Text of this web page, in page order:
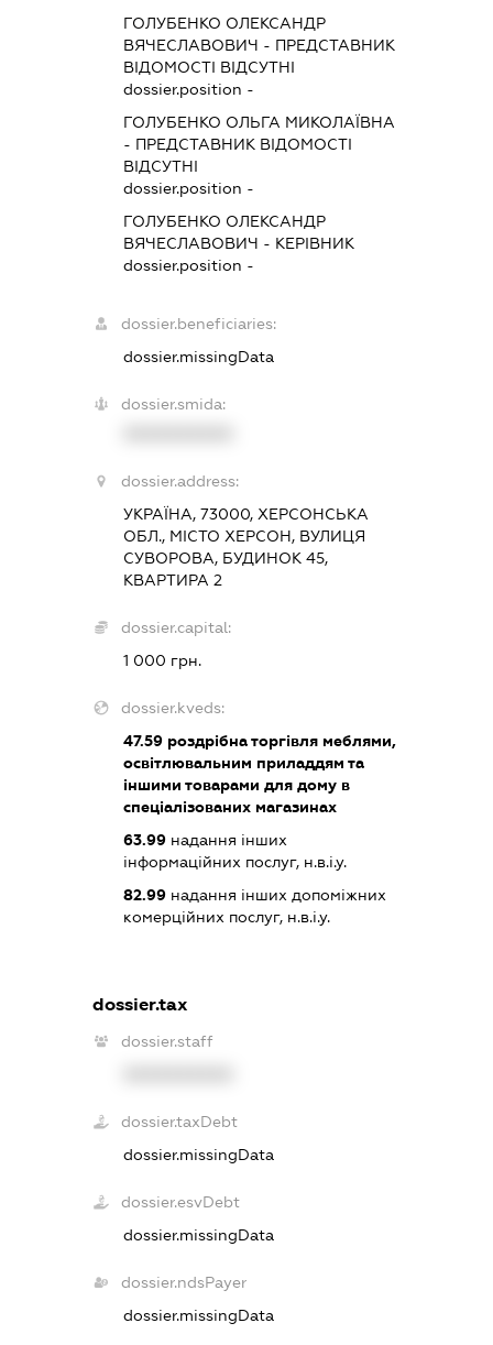
ГОЛУБЕНКО ОЛЕКСАНДР
ВЯЧЕСЛАВОВИЧ - ПРЕДСТАВНИК
ВІДОМОСТІ ВІДСУТНІ
dossier.position -
ГОЛУБЕНКО ОЛЬГА МИКОЛАЇВНА
- ПРЕДСТАВНИК ВІДОМОСТІ
ВІДСУТНІ
dossier.position -
ГОЛУБЕНКО ОЛЕКСАНДР
ВЯЧЕСЛАВОВИЧ - КЕРІВНИК
dossier.position -
dossier.beneficiaries:
dossier.missingData
dossier.smida:
dossier.address:
УКРАЇНА, 73000, ХЕРСОНСЬКА
ОБЛ., МІСТО ХЕРСОН, ВУЛИЦЯ
СУВОРОВА, БУДИНОК 45,
КВАРТИРА 2
dossier.capital:
1 000 грн.
dossier.kveds:
47.59 роздрібна торгівля меблями,
освітлювальним приладдям та
іншими товарами для дому в
спеціалізованих магазинах
63.99 надання інших
інформаційних послуг, н.в.і.у.
82.99 надання інших допоміжних
комерційних послуг, н.в.і.у.
dossier.tax
dossier.staff
dossier.taxDebt
dossier.missingData
dossier.esvDebt
dossier.missingData
dossier.ndsPayer
dossier.missingData